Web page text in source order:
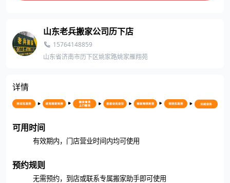
山东老兵搬家公司历下店
15764148859
山东省济南市历下区姚家路姚家雁翔苑
详情
可用时间
有效期内，门店营业时间内均可使用
预约规则
无需预约，到店或联系专属搬家助手即可使用